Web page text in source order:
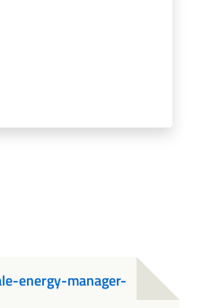
energy-manager-